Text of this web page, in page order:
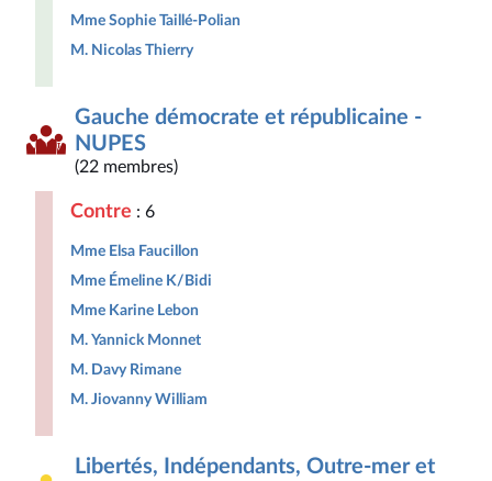
Mme Sophie Taillé-Polian
M. Nicolas Thierry
Gauche démocrate et républicaine -
NUPES
(22 membres)
Contre : 6
Mme Elsa Faucillon
Mme Émeline K/Bidi
Mme Karine Lebon
M. Yannick Monnet
M. Davy Rimane
M. Jiovanny William
Libertés, Indépendants, Outre-mer et